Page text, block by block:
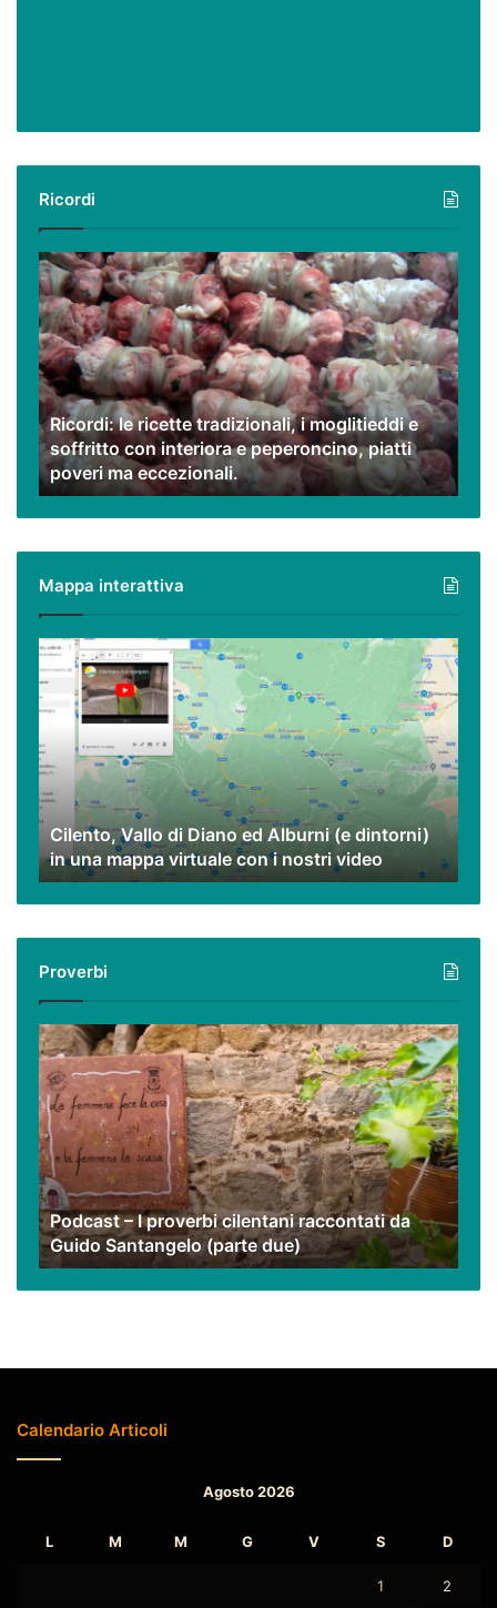
Ricordi
Ricordi:
le
ricette
tradizionali,
i
moglitieddi
e
soffritto
con
interiora
e
peperoncino,
ma
eccezionali.
Ricordi: le ricette tradizionali, i moglitieddi e
soffritto con interiora e peperoncino, piatti
poveri ma eccezionali.
Mappa interattiva
Cilento,
Vallo
di
Diano
ed
Alburni
(e
dintorni)
una
mappa
virtuale
nostri
video
Cilento, Vallo di Diano ed Alburni (e dintorni)
in una mappa virtuale con i nostri video
Proverbi
Podcast
–
I
proverbi
cilentani
raccontati
da
Guido
Santangelo
(parte
due)
Podcast – I proverbi cilentani raccontati da
Guido Santangelo (parte due)
Calendario Articoli
Agosto 2026
L M M G V S D
1 2